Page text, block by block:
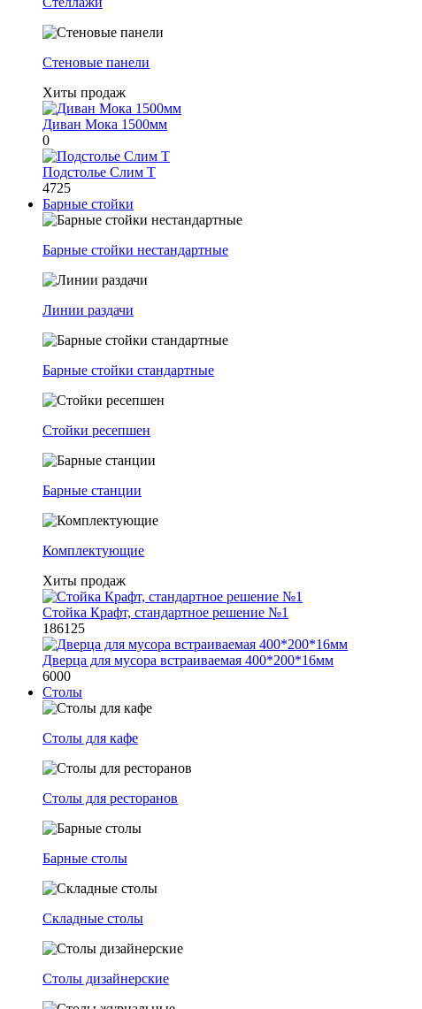
Стеновые панели
Хиты продаж
Диван Мока 1500мм
0
Подстолье Слим Т
4725
Барные стойки
Барные стойки нестандартные
Линии раздачи
Барные стойки стандартные
Стойки ресепшен
Барные станции
Комплектующие
Хиты продаж
Стойка Крафт, стандартное решение №1
186125
Дверца для мусора встраиваемая 400*200*16мм
6000
Столы
Столы для кафе
Столы для ресторанов
Барные столы
Складные столы
Столы дизайнерские